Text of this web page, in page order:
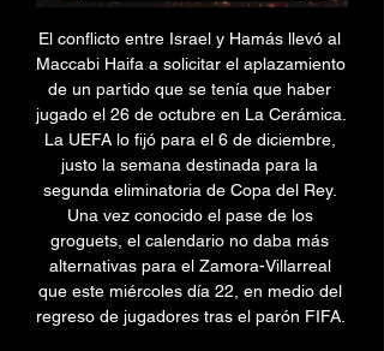
El conflicto entre Israel y Hamás llevó al Maccabi Haifa a solicitar el aplazamiento de un partido que se tenía que haber jugado el 26 de octubre en La Cerámica. La UEFA lo fijó para el 6 de diciembre, justo la semana destinada para la segunda eliminatoria de Copa del Rey. Una vez conocido el pase de los groguets, el calendario no daba más alternativas para el Zamora-Villarreal que este miércoles día 22, en medio del regreso de jugadores tras el parón FIFA. 

Pese a ello, admitió que con la calidad de los jugadores contrarios habrá momentos del partido en el que los de Unai Emery les van "a someter", pero "inicialmente vamos a afrontarlo como cualquier partido de liga". Sobre el estado del campo del Ruta de la Plata, por las heladas de las últimas noches en Zamora, aseguró que las condiciones serán buenas y el césped no estará más duro de lo habitual, ya que lleva días sin jugarse en él y ha recibido los tratamientos necesarios para esta época del año. Consideró que el hecho de que el Villarreal vaya a jugar con público tras meses sin hacerlo no le va a influir, ya que es un equipo acostumbrado a grandes escenarios tanto nacionales como internacionales. 

(fútbol>>) Directo Zamora-Villarreal en vivo 22 noviembre 20 hace 4 minutos — (fútbol>>) Directo Zamora-Villarreal en vivo 22 noviembre 2023 Zamora y Villarreal tuvieron 1 enfrentamiento directo en los últimos 3 años .

Zamora - Villarreal, por internet y televisión hace 18 horas — Se puede ver en directo por televisión gracias a la transmisión del canal Movistar Liga de Campeones 2. El cuadro zamorano, que juega en ...

Fútbol Zamora vs Villarreal 22/11/2023 dentro de 6 horas — Zamora. -. Villarreal. 22.11.23. Zamora. 20:00. Transmisión en vivo. Villarreal. Revisión. H2H. Fútbol Zamora vs Villarreal Copa del Rey 22/11/ ...

Diario de noticias Zamora 24 Horas. La opinión de la gente de Zamora. Provincia El Tribunal Supremo abre procedimiento a Baltar al apreciar indicios de delito contra seguridad vial en Zamora Provincia Ical 21/11/2023 2 Los embalses recogen 56 hm3 esta semana y la reserva hídrica sube un 0, 1% EP 0 Las farmacias de Benavente asumen el servicio de nocturno de las Zonas Básicas de Salud de Tera y Vidriales Redacción 3 Recolección comercial en la provincia de Zamora: ¿Qué hay que saber? Curso gratuito de defensa personal con motivo del 25N Arranca la temporada de setas y con ella el furtivismo en el monte zamorano M. L | V. M La Asociación de Turismo Arribes del Duero sigue dando pasos al frente Declarada una plaga del "insecto perforador más peligroso" en 105 municipios de Zamora 20/11/2023 Adiós a los problemas de abastecimiento en Santovenia del Esla Deportes Fran González desvela que se ha sentido solo: “Ni era el momento ni me merecía esto con una llamada” Gonzalo Rodríguez 13 Fran González, destituido como entrenador del Balonmano Zamora 6 El Intersala Zamora, listo para enfrentarse a la lucha por el liderato El Zamora Rugby da un salto con su segunda victoria Pedro Gallego, presidente del CD Benavente: "A finales de este año o principios del próximo tendré la decisión tomada" Carlos García 1 El Moraleja continúa con paso firme, el Racing Benavente se descuelga del liderato y dos partidos acaban con 10-0: así fue la décima jornada de la Provincial 4 Pruebas en Zamora, Palencia y Madrid: así fue el fin de semana del CD Zamora Corre Sucesos Pillado en Zamora conduciendo drogado y sin carné VÍDEO | Macrooperación de la Guardia Civil de Zamora: dos detenidos, 56 investigados y 40 zamoranos afectados M. 

Los encuentros coperos están fijados para el 5, 6 y 7 de diciembre, pero el Villarreal no puede jugar en esa fecha, como ya se sabía en el sorteo. La RFEF ya confirmó entonces que el encuentro del Villarreal se disputaría el miércoles 22 de noviembre a las 21:00 horas. Y el bombo dictaminó que el Zamora sería el adversario, al igual que sucedió hace dos años. La coincidencia con el encuentro de Europa League ante el Maccabi Haifa, que acogerá La Cerámica el 6 de diciembre, ha obligado al cambio. 

Zamora - Villarreal, por internet y televisión21 noviembre, 2023 - SatCesc El Estadio Ruta de la Plata es el escenario este miércoles del encuentro de fútbol que enfrenta al equipo local del Zamora Club de Fútbol contra el conjunto del Villarreal Club de Fútbol. Corresponde a la segunda ronda de la Copa del Rey que se juega a partido único. El equipo vencedor se clasifica para la siguiente eliminatoria, mientras que el perdedor queda eliminado. Se puede ver en directo por televisión gracias a la transmisión del canal Movistar Liga de Campeones 2. El cuadro zamorano, que juega en Segunda Federación, afronta en casa este choque del torneo del KO contra el conjunto castellonense que milita en la Primera División. En la anterior ronda el Zamora eliminó al Racing Santander en la tanda de penaltis, mientras que el Villarreal hizo lo propio con el Chiclana (0-5). El partido se juega este miércoles, 22 de noviembre de 2023 21, 00 horas: Copa del Rey. 

Aunque consciente de la diferencia que separa a ambos equipos, no renunció a tener un regalo de Reyes por adelantado con el pase de fase frente al Villarreal, para lo que el equipo rojiblanco competirá lo mejor posible e intentará hacer su juego habitual. Al respecto, sostuvo que el Zamora no a va cerrarse para jugar a la contra, sino que intentará aplicar los mismos patrones que cuando se enfrenta en liga a equipos de Segunda B. 

Dónde ver el Zamora Villarreal del miércoles 22 de Estadio Ruta de la Plata - Zamora. Zamora. - Villarreal. Personaliza tu agenda deportiva. Escoge tus equipos favoritos pulsando. Sin información de TV.

Deportes - Noticias y Última Hora hace 9 minutos — Sigue las últimas noticias deportivas de Zamora, Castilla y León, España y deporte internacional con La Opinión de Zamora: fútbol, tenis, balonmano, ...

Zamora vs Villarreal CF EN DIRECTO 22. 11. 2023 | Fútbol - FlashscoreSigue el Zamora vs Villarreal CF 22. 2023 en directo, livescore, últimos resultados de Zamora, noticias, información, historial de enfrentamientos Zamora vs Villarreal CF (H2H). La cobertura del fútbol de Flashscore incluye resultados de fútbol y noticias de fútbol de más de 1000 competiciones de todo el mundo. Zamora, Real Madrid, FC Barcelona, Manchester City, PSG, LaLiga, Copa del Rey, Premier League, Bundesliga, Serie A, Ligue 1, Champions League, Europa League, Copa Libertadores, etc. 

La ilusión del Zamora se topa con el debut de Marcelino hace 8 horas — Villarreal CF Calendario Plantilla y estadísticas Resultados y clasificación Villarreal femenino. DIRECTO. Clasificación de LaLiga EA Sports ...

Los zamoranos eliminaron al Racing en la tanda de penaltis en la primera ronda de Copa. La temporada de los viriatos apunta alto al ser segundos del Grupo 1 de Segunda RFEF. Televisión: ¿Cómo ver en directo en TV el Zamora - Villarreal de la Copa del Rey? El Zamora - Villarreal de la segunda ronda de la Copa del Rey se podrá disfrutar en directo en televisión a través de Movistar Liga de Campeones 2 por Movistar Plus+ (M61) y en Orange (O116). El Villarreal le endosó una manita al Chiclana en la primera ronda. 

P | M. L Se lleva botellas de aceite y cajas de cerveza de un trastero en Zamora: detenido el presunto ladrón Verónica Muriel Identifican a la estafadora del timo del 'tocomocho' en Zamora Accidente en la A-11 a causa de un turismo que circulaba en sentido contrario 19/11/2023 7 Cultura El Museo Etnográfico acoge el espectáculo de ilusionismo ritual ‘La cámara de las maravillas’ Visita guiada gratuita por partida doble en el Museo de Zamora La Cofradía de la Esperanza de Zamora organiza un Certamen de Bandas M. L La voz del zamorano Luis Santana maravilla en una de las salas más emblemáticas del mundo Banda sonora a la ilusión para esta semana en el Ramos Carrión Los niños zamoranos trabajan como 'jabatos' en los talleres del Museo de Balastar Lobo Comienza un nuevo ciclo de conferencias en la catedral Campo La Lonja de Zamora honra la memoria de José María Casas Unión de Uniones teme que Planas, que se mantiene en Agricultura, "siga a rajatabla" el acuerdo PSOE-Sumar El cultivo que resiste hasta la sequía llega a Zamora como una oportunidad de negocio Últimos días para que los agricultores zamoranos presenten sus solicitudes al Programa Cultiva Concedidas ayudas por importe de 21, 1 millones de euros para inversiones en bodegas 18/11/2023 Castilla y León Las Cortes de Castilla y León demandan “tomar decisiones firmes” para garantizar que ningún niño “quede atrás” en el Día Mundial de la Infancia El Kit Digital solo llega a 17. 

Copa del Rey | ¿Por qué se juega este miércoles el Zamora-Villarreal de Copa? 21/11/2023 a las 15:49 CET Por increíble que parezca, el conflicto entre Hamás e Israel hace que el Ruta de la Plata acoja mañana un encuentro coperoEl Villarreal no podía jugar en los días previstos ya que debe recuperar un choque europeo pospuesto por la guerra Israel y la organización Hamás se enfrentan en un conflicto bélico, el Zamora y el Villarreal se ven obligados a jugar mañana miércoles, día 22 de noviembre, un partido de Copa. El aleteo de una mariposa en Tokio, las causas y los efectos. Y es que el trágico conflicto que se dirime en la Franja de Gaza ha trastocado los planes de muchas competiciones deportivas, lo que ha acabado afectando incluso a la segunda ronda de Copa del Rey en España. 

El Villarreal llega crecido al partido ante el Zamora pero sin acabar de 'fiarse' de un Segunda BVILA-REAL. (EFE). El Villarreal afronta el partido de este martes de la Copa del Ray contra el Zamora, que cuenta con todos sus jugadores disponibles y con la ilusión de comenzar comenzar el año ante un rival "del top 5" del fútbol español y uno de los grandes equipos de Europa, como es el conjunto castellonense. El director deportivo del Zamora, César Villafañe, resaltó esa condición del club amarillo, lo que hace que sea "muy bonito y a la vez ilusionante" para un equipo de Segunda B recibir a ese rival